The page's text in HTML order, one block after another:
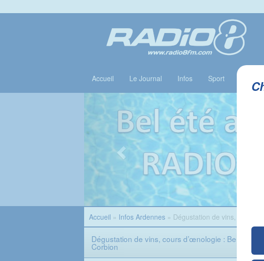
Accueil Le Journal Infos Sport
Accueil » Infos Ardennes» Dégustation de vins, cours
Dégustation de vins, cours d’œnologie : Benjamin
Corbion